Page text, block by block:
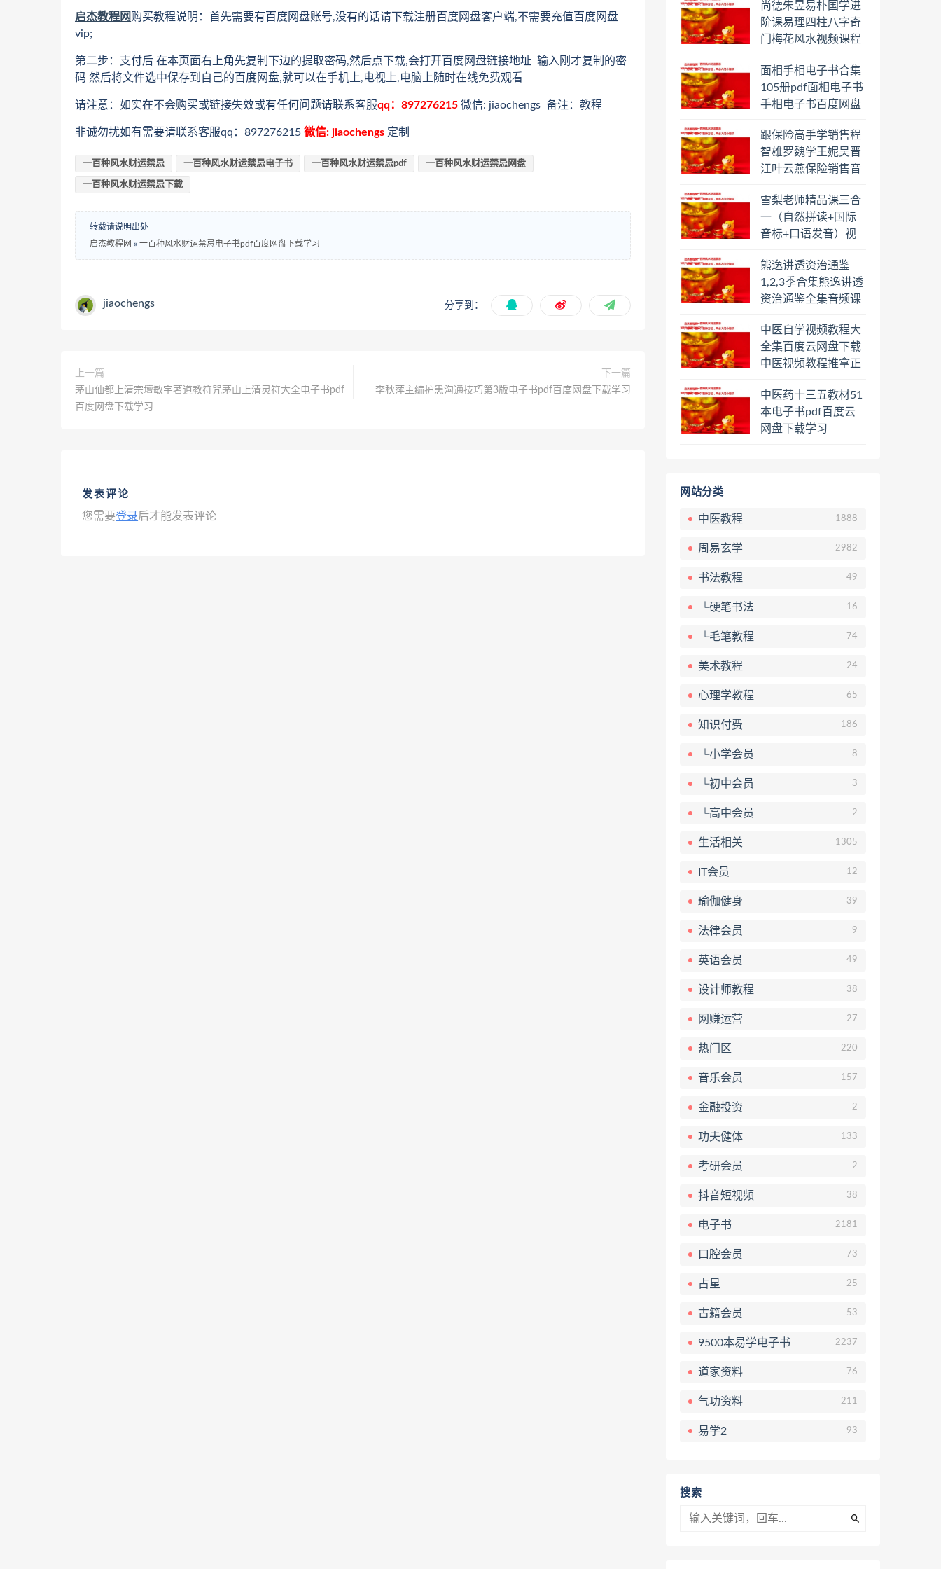
启杰教程网购买教程说明：首先需要有百度网盘账号,没有的话请下载注册百度网盘客户端,不需要充值百度网盘
vip;
第二步：支付后 在本页面右上角先复制下边的提取密码,然后点下载,会打开百度网盘链接地址 输入刚才复制的密
码 然后将文件选中保存到自己的百度网盘,就可以在手机上,电视上,电脑上随时在线免费观看
请注意：如实在不会购买或链接失效或有任何问题请联系客服qq：897276215 微信: jiaochengs 备注：教程
非诚勿扰如有需要请联系客服qq：897276215 微信: jiaochengs 定制
一百种风水财运禁忌 一百种风水财运禁忌电子书 一百种风水财运禁忌pdf 一百种风水财运禁忌网盘
一百种风水财运禁忌下载
转载请说明出处
启杰教程网 » 一百种风水财运禁忌电子书pdf百度网盘下载学习
jiaochengs 分享到：
上一篇
茅山仙都上清宗壇敏宇著道教符咒茅山上清灵符大全电子书pdf
百度网盘下载学习
下一篇
李秋萍主编护患沟通技巧第3版电子书pdf百度网盘下载学习
发表评论
您需要登录后才能发表评论
尚德朱昱易朴国学进
阶课易理四柱八字奇
门梅花风水视频课程
学习
面相手相电子书合集
105册pdf面相电子书
手相电子书百度网盘
跟保险高手学销售程
智雄罗魏学王妮吴晋
江叶云燕保险销售音
盘下载学习
雪梨老师精品课三合
一（自然拼读+国际
音标+口语发音）视
载学习
熊逸讲透资治通鉴
1,2,3季合集熊逸讲透
资治通鉴全集音频课
一二三辑合集百度云
网盘下载学习
中医自学视频教程大
全集百度云网盘下载
中医视频教程推拿正
经络脉诊面诊舌诊手
诊私密终身会员百度
网盘共享群
中医药十三五教材51
本电子书pdf百度云
网盘下载学习
网站分类
中医教程 1888
周易玄学 2982
书法教程 49
└硬笔书法 16
└毛笔教程 74
美术教程 24
心理学教程 65
知识付费 186
└小学会员 8
└初中会员 3
└高中会员 2
生活相关 1305
IT会员 12
瑜伽健身 39
法律会员 9
英语会员 49
设计师教程 38
网赚运营 27
热门区 220
音乐会员 157
金融投资 2
功夫健体 133
考研会员 2
抖音短视频 38
电子书 2181
口腔会员 73
占星 25
古籍会员 53
9500本易学电子书 2237
道家资料 76
气功资料 211
易学2 93
搜索